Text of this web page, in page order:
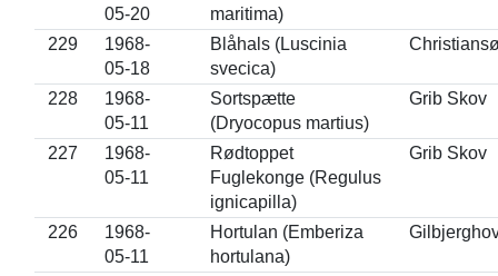
05-20
maritima)
229
1968-
05-18
Blåhals (Luscinia
svecica)
228
1968-
05-11
Sortspætte
(Dryocopus martius)
Grib Skov
227
1968-
05-11
Rødtoppet
Fuglekonge (Regulus
ignicapilla)
Grib Skov
226
1968-
05-11
Hortulan (Emberiza
hortulana)